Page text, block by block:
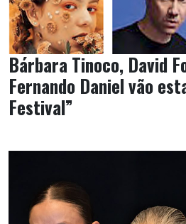
Bárbara Tinoco, David
Fernando Daniel vão
Festival”